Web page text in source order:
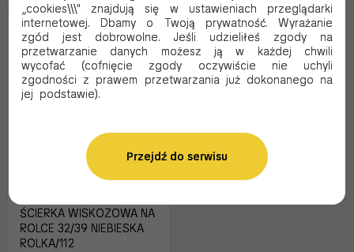
ŚCIERKA WISKOZOWA NA
ROLCE 32/39 NIEBIESKA
ROLKA/112
„cookies\\\" znajdują się w ustawieniach przeglądarki
internetowej. Dbamy o Twoją prywatność. Wyrażanie
zgód jest dobrowolne. Jeśli udzieliłeś zgody na
przetwarzanie danych możesz ją w każdej chwili
wycofać (cofnięcie zgody oczywiście nie uchyli
zgodności z prawem przetwarzania już dokonanego na
jej podstawie).
Przejdź do serwisu